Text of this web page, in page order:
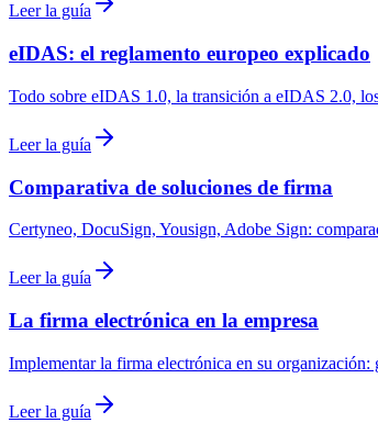
Leer la guía
eIDAS: el reglamento europeo explicado
Todo sobre eIDAS 1.0, la transición a eIDAS 2.0,
Leer la guía
Comparativa de soluciones de firma
Certyneo, DocuSign, Yousign, Adobe Sign:
Leer la guía
La firma electrónica en la empresa
Implementar la firma electrónica en su
Leer la guía